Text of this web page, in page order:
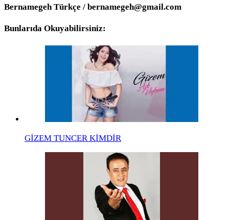
Bernamegeh Türkçe / bernamegeh@gmail.com
Bunlarıda Okuyabilirsiniz:
GİZEM TUNCER KİMDİR